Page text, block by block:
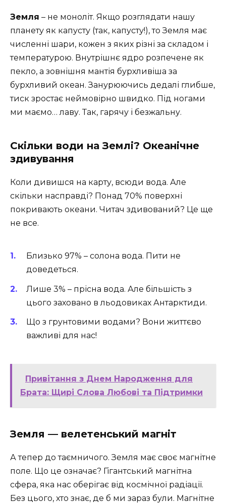
Земля – не моноліт. Якщо розглядати нашу
планету як капусту (так, капусту!), то Земля має
численні шари, кожен з яких різні за складом і
температурою. Внутрішнє ядро розпечене як
пекло, а зовнішня мантія бурхливіша за
бурхливий океан. Занурюючись дедалі глибше,
тиск зростає неймовірно швидко. Під ногами
ми маємо… лаву. Так, гарячу і безжальну.
Скільки води на Землі? Океанічне
здивування
Коли дивишся на карту, всюди вода. Але
скільки насправді? Понад 70% поверхні
покривають океани. Читач здивований? Це ще
не все.
Близько 97% – солона вода. Пити не
доведеться.
Лише 3% – прісна вода. Але більшість з
цього заховано в льодовиках Антарктиди.
Що з грунтовими водами? Вони життєво
важливі для нас!
Привітання з Днем Народження для
Брата: Щирі Слова Любові та Підтримки
Земля — велетенський магніт
А тепер до таємничого. Земля має своє магнітне
поле. Що це означає? Гігантський магнітна
сфера, яка нас оберігає від космічної радіації.
Без цього, хто знає, де б ми зараз були. Магнітне